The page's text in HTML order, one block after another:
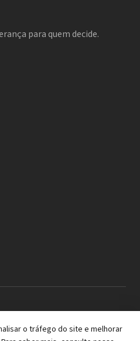
para quem decide.
o tráfego do site e melhorar